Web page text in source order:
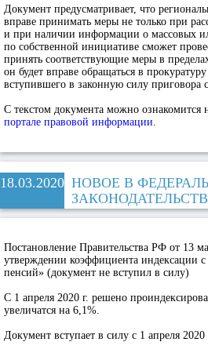
Документ предусматривает, что
вправе принимать меры не только при
и при наличии информации о массовых
по собственной инициативе сможет
принять соответствующие меры в
он будет вправе обращаться в
вступившего в законную силу приговора
С текстом документа можно ознакомится
портале правовой информации.
18.03.2020 НОВОЕ В
Постановление Правительства РФ от 13
утверждении коэффициента индексации с
пенсий» (документ не вступил в силу)
С 1 апреля 2020 г. решено
увеличатся на 6,1%.
Документ вступает в силу с 1 апреля 2020